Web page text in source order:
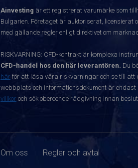
Ainvesting är ett registrerat varumärke som
Bulgarien. Företaget är auktoriserat, licensierat
med gällande regler enligt direktivet om
RISKVARNING: CFD-kontrakt är komplexa
CFD-handel hos den här leverantören. Du
här för att läsa våra riskvarningar och se till att
webbplats och informationsdokument är
villkor och sök oberoende rådgivning innan
Om oss Regler och avtal